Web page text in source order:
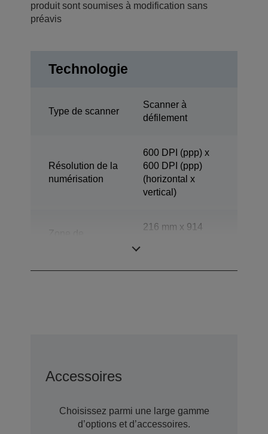
produit sont soumises à modification sans
préavis
Technologie
Type de scanner
Scanner à
défilement
Résolution de la
numérisation
600 DPI (ppp) x
600 DPI (ppp)
(horizontal x
vertical)
216 mm x 914
Accessoires
Choisissez parmi une large gamme
d’options et d’accessoires.